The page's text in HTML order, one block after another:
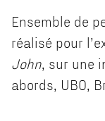
Ensemble de
réalisé pour
John , sur une
abords, UBO,